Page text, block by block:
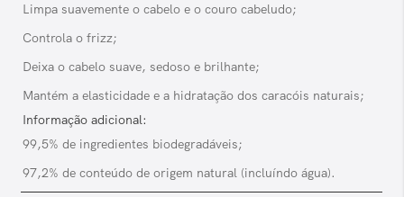
Limpa suavemente o cabelo e o couro cabeludo;
Controla o frizz;
Deixa o cabelo suave, sedoso e brilhante;
Mantém a elasticidade e a hidratação dos caracóis naturais;
Informação adicional:
99,5% de ingredientes biodegradáveis;
97,2% de conteúdo de origem natural (incluíndo água).